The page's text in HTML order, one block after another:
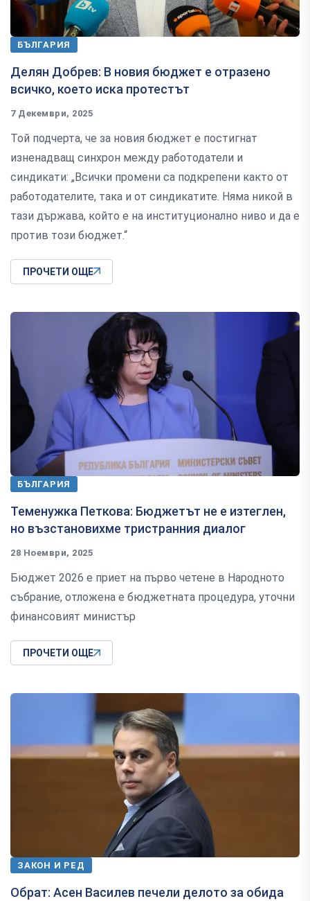
БЪЛГАРИЯ
Делян Добрев: В новия бюджет е отразено
всичко, което иска протестът
7 Декември, 2025
Той подчерта, че за новия бюджет е постигнат
изненадващ синхрон между работодатели и
синдикати: „Всички промени са подкрепени както от
работодателите, така и от синдикатите. Няма никой в
тази държава, който е на институционално ниво и да е
против този бюджет.“
ПРОЧЕТИ ОЩЕ
БЪЛГАРИЯ
Теменужка Петкова: Бюджетът не е изтеглен,
но възстановихме тристранния диалог
28 Ноември, 2025
Бюджет 2026 е приет на първо четене в Народното
събрание, отложена е бюджетната процедура, уточни
финансовият министър
ПРОЧЕТИ ОЩЕ
ЗАКОН И РЕД
Обрат: Асен Василев печели делото за обида